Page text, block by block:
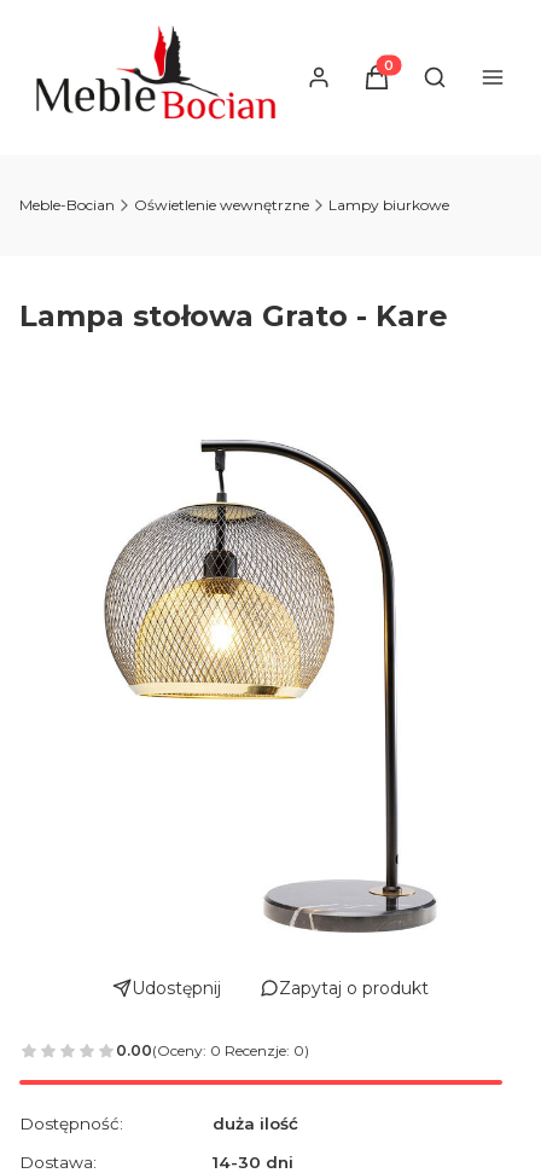
Produkty w
Otwórz
Meble-Bocian Oświetlenie wewnętrzne Lampy biurkowe
Lampa stołowa Grato - Kare
Udostępnij Zapytaj o produkt
0.00(Oceny: 0 Recenzje: 0)
Dostępność:
duża ilość
Dostawa:
14-30 dni